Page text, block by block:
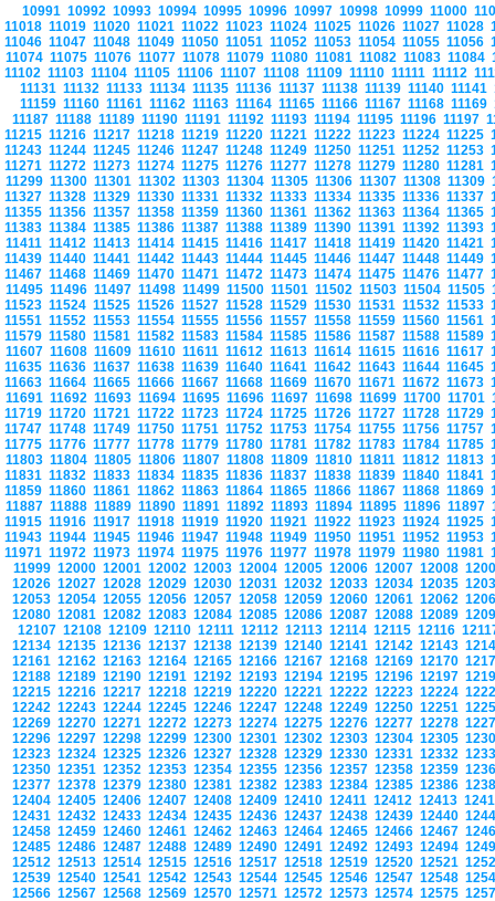
10991 10992 10993 10994 10995 10996 10997 10998 10999 11000
11018 11019 11020 11021 11022 11023 11024 11025 11026 11027 11028
11046 11047 11048 11049 11050 11051 11052 11053 11054 11055 11056
11074 11075 11076 11077 11078 11079 11080 11081 11082 11083 11084
11102 11103 11104 11105 11106 11107 11108 11109 11110 11111 11112
11131 11132 11133 11134 11135 11136 11137 11138 11139 11140 11141
11159 11160 11161 11162 11163 11164 11165 11166 11167 11168 11169
11187 11188 11189 11190 11191 11192 11193 11194 11195 11196 11197
11215 11216 11217 11218 11219 11220 11221 11222 11223 11224 11225
11243 11244 11245 11246 11247 11248 11249 11250 11251 11252 11253
11271 11272 11273 11274 11275 11276 11277 11278 11279 11280 11281
11299 11300 11301 11302 11303 11304 11305 11306 11307 11308 11309
11327 11328 11329 11330 11331 11332 11333 11334 11335 11336 11337
11355 11356 11357 11358 11359 11360 11361 11362 11363 11364 11365
11383 11384 11385 11386 11387 11388 11389 11390 11391 11392 11393
11411 11412 11413 11414 11415 11416 11417 11418 11419 11420 11421
11439 11440 11441 11442 11443 11444 11445 11446 11447 11448 11449
11467 11468 11469 11470 11471 11472 11473 11474 11475 11476 11477
11495 11496 11497 11498 11499 11500 11501 11502 11503 11504 11505
11523 11524 11525 11526 11527 11528 11529 11530 11531 11532 11533
11551 11552 11553 11554 11555 11556 11557 11558 11559 11560 11561
11579 11580 11581 11582 11583 11584 11585 11586 11587 11588 11589
11607 11608 11609 11610 11611 11612 11613 11614 11615 11616 11617
11635 11636 11637 11638 11639 11640 11641 11642 11643 11644 11645
11663 11664 11665 11666 11667 11668 11669 11670 11671 11672 11673
11691 11692 11693 11694 11695 11696 11697 11698 11699 11700 11701
11719 11720 11721 11722 11723 11724 11725 11726 11727 11728 11729
11747 11748 11749 11750 11751 11752 11753 11754 11755 11756 11757
11775 11776 11777 11778 11779 11780 11781 11782 11783 11784 11785
11803 11804 11805 11806 11807 11808 11809 11810 11811 11812 11813
11831 11832 11833 11834 11835 11836 11837 11838 11839 11840 11841
11859 11860 11861 11862 11863 11864 11865 11866 11867 11868 11869
11887 11888 11889 11890 11891 11892 11893 11894 11895 11896 11897
11915 11916 11917 11918 11919 11920 11921 11922 11923 11924 11925
11943 11944 11945 11946 11947 11948 11949 11950 11951 11952 11953
11971 11972 11973 11974 11975 11976 11977 11978 11979 11980 11981
11999 12000 12001 12002 12003 12004 12005 12006 12007 12008
12026 12027 12028 12029 12030 12031 12032 12033 12034 12035
12053 12054 12055 12056 12057 12058 12059 12060 12061 12062
12080 12081 12082 12083 12084 12085 12086 12087 12088 12089
12107 12108 12109 12110 12111 12112 12113 12114 12115 12116
12134 12135 12136 12137 12138 12139 12140 12141 12142 12143
12161 12162 12163 12164 12165 12166 12167 12168 12169 12170
12188 12189 12190 12191 12192 12193 12194 12195 12196 12197
12215 12216 12217 12218 12219 12220 12221 12222 12223 12224
12242 12243 12244 12245 12246 12247 12248 12249 12250 12251
12269 12270 12271 12272 12273 12274 12275 12276 12277 12278
12296 12297 12298 12299 12300 12301 12302 12303 12304 12305
12323 12324 12325 12326 12327 12328 12329 12330 12331 12332
12350 12351 12352 12353 12354 12355 12356 12357 12358 12359
12377 12378 12379 12380 12381 12382 12383 12384 12385 12386
12404 12405 12406 12407 12408 12409 12410 12411 12412 12413
12431 12432 12433 12434 12435 12436 12437 12438 12439 12440
12458 12459 12460 12461 12462 12463 12464 12465 12466 12467
12485 12486 12487 12488 12489 12490 12491 12492 12493 12494
12512 12513 12514 12515 12516 12517 12518 12519 12520 12521
12539 12540 12541 12542 12543 12544 12545 12546 12547 12548
12566 12567 12568 12569 12570 12571 12572 12573 12574 12575